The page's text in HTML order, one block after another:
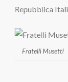
Repubblica
Fratelli Musetti